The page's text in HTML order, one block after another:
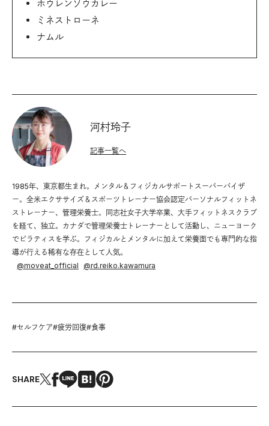
ホウレンソウカレー
ミネストローネ
ナムル
河村玲子
1985年、東京都生まれ。メンタル＆フィジカルサポートスーパーバイザ
ー。全米エクササイズ＆スポーツトレーナー協会認定パーソナルフィットネ
ストレーナー、管理栄養士。同志社女子大学卒業、大手フィットネスクラブ
を経て、独立。カナダで管理栄養士トレーナーとして活動し、ニューヨーク
でピラティスを学ぶ。フィジカルとメンタルに加えて栄養面でも専門的な指
導が行える稀有な存在として人気。
@moveat_official @rd.reiko.kawamura
記事一覧へ
#セルフケア#疲労回復#食事
SHARE